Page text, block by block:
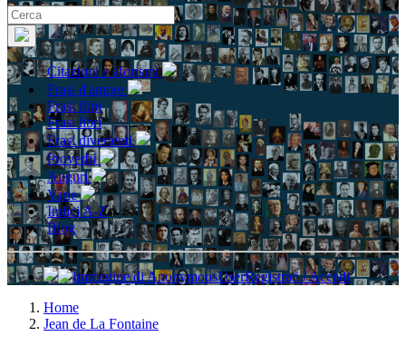
Citazioni e aforismi
Frasi d'amore
Frasi film
Frasi libri
Frasi divertenti
Proverbi
Auguri
Varie
Indici A-Z
Blog
Registrati / Accedi
Home
Jean de La Fontaine